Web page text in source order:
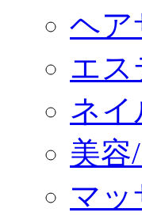
ヘア
エス
ネイ
美容
マッ